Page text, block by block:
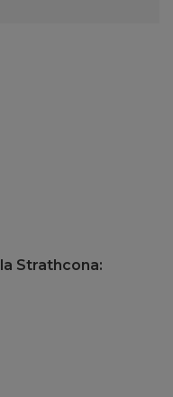
Strathcona: